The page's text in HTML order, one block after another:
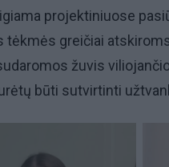
projektiniuose
tėkmės greičiai
žuvis
būti sutvirtinti